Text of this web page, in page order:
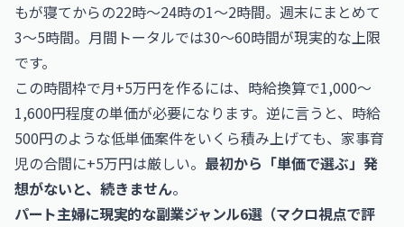
もが寝てからの22時〜24時の1〜2時間。週末にまとめて
3〜5時間。月間トータルでは30〜60時間が現実的な上限
です。
この時間枠で月+5万円を作るには、時給換算で1,000〜
1,600円程度の単価が必要になります。逆に言うと、時給
500円のような低単価案件をいくら積み上げても、家事育
児の合間に+5万円は厳しい。 最初から「単価で選ぶ」発
想がないと、続きません。
パート主婦に現実的な副業ジャンル6選（マクロ視点で評